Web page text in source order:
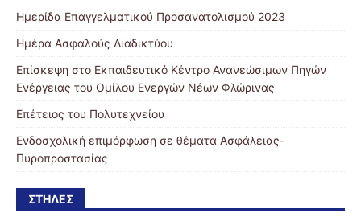
Ημερίδα Επαγγελματικού Προσανατολισμού 2023
Ημέρα Ασφαλούς Διαδικτύου
Επίσκεψη στο Εκπαιδευτικό Κέντρο Ανανεώσιμων Πηγών
Ενέργειας του Ομίλου Ενεργών Νέων Φλώρινας
Επέτειος του Πολυτεχνείου
Ενδοσχολική επιμόρφωση σε θέματα Ασφάλειας-
Πυροπροστασίας
ΣΤΉΛΕΣ